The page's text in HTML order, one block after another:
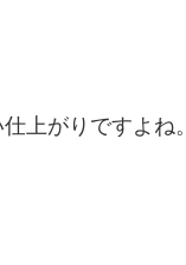
上がりですよね。